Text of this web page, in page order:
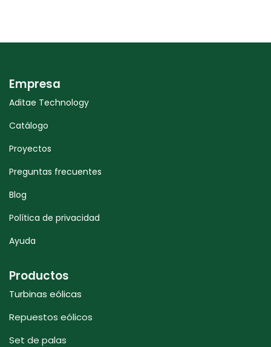
Empresa
Aditae Technology
Catálogo
Proyectos
Preguntas frecuentes
Blog
Política de privacidad
Ayuda
Productos
Turbinas eólicas
Repuestos eólicos
Set de palas